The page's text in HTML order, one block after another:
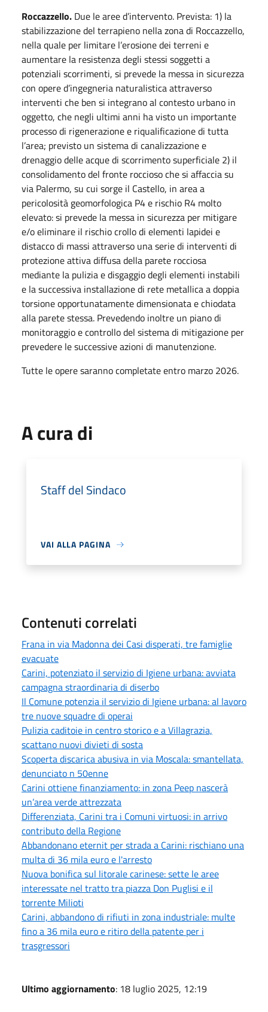
Roccazzello. Due le aree d’intervento. Prevista: 1) la
stabilizzazione del terrapieno nella zona di Roccazzello,
nella quale per limitare l’erosione dei terreni e
aumentare la resistenza degli stessi soggetti a
potenziali scorrimenti, si prevede la messa in sicurezza
con opere d’ingegneria naturalistica attraverso
interventi che ben si integrano al contesto urbano in
oggetto, che negli ultimi anni ha visto un importante
processo di rigenerazione e riqualificazione di tutta
l’area; previsto un sistema di canalizzazione e
drenaggio delle acque di scorrimento superficiale 2) il
consolidamento del fronte roccioso che si affaccia su
via Palermo, su cui sorge il Castello, in area a
pericolosità geomorfologica P4 e rischio R4 molto
elevato: si prevede la messa in sicurezza per mitigare
e/o eliminare il rischio crollo di elementi lapidei e
distacco di massi attraverso una serie di interventi di
protezione attiva diffusa della parete rocciosa
mediante la pulizia e disgaggio degli elementi instabili
e la successiva installazione di rete metallica a doppia
torsione opportunatamente dimensionata e chiodata
alla parete stessa. Prevedendo inoltre un piano di
monitoraggio e controllo del sistema di mitigazione per
prevedere le successive azioni di manutenzione.
Tutte le opere saranno completate entro marzo 2026.
A cura di
Staff del Sindaco
VAI ALLA PAGINA
Contenuti correlati
Frana in via Madonna dei Casi disperati, tre famiglie
evacuate
Carini, potenziato il servizio di Igiene urbana: avviata
campagna straordinaria di diserbo
Il Comune potenzia il servizio di Igiene urbana: al lavoro
tre nuove squadre di operai
Pulizia caditoie in centro storico e a Villagrazia,
scattano nuovi divieti di sosta
Scoperta discarica abusiva in via Moscala: smantellata,
denunciato n 50enne
Carini ottiene finanziamento: in zona Peep nascerà
un’area verde attrezzata
Differenziata, Carini tra i Comuni virtuosi: in arrivo
contributo della Regione
Abbandonano eternit per strada a Carini: rischiano una
multa di 36 mila euro e l'arresto
Nuova bonifica sul litorale carinese: sette le aree
interessate nel tratto tra piazza Don Puglisi e il
torrente Milioti
Carini, abbandono di rifiuti in zona industriale: multe
fino a 36 mila euro e ritiro della patente per i
trasgressori
Ultimo aggiornamento: 18 luglio 2025, 12:19